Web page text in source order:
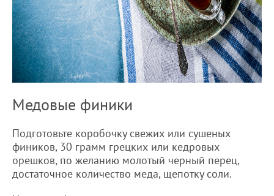
Медовые финики
Подготовьте коробочку свежих или сушеных
фиников, 30 грамм грецких или кедровых
орешков, по желанию молотый черный перец,
достаточное количество меда, щепотку соли.